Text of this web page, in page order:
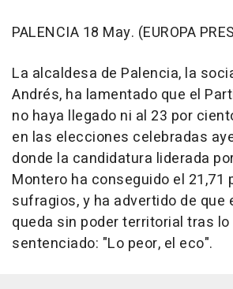
PALENCIA 18 May. (EUROPA
La alcaldesa de Palencia, la
Andrés, ha lamentado que el
no haya llegado ni al 23 por
en las elecciones celebradas
donde la candidatura liderada
Montero ha conseguido el 21,71
sufragios, y ha advertido de que
queda sin poder territorial tras lo
sentenciado: "Lo peor, el eco".